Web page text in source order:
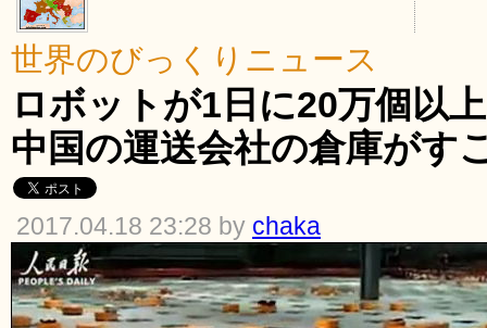
世界のびっくりニュース
ロボットが1日に20万個以
中国の運送会社の倉庫がす
2017.04.18 23:28 by chaka